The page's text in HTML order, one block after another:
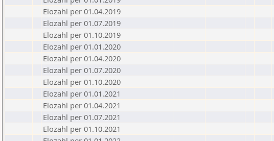
Elozahl per 01.04.2019
Elozahl per 01.07.2019
Elozahl per 01.10.2019
Elozahl per 01.01.2020
Elozahl per 01.04.2020
Elozahl per 01.07.2020
Elozahl per 01.10.2020
Elozahl per 01.01.2021
Elozahl per 01.04.2021
Elozahl per 01.07.2021
Elozahl per 01.10.2021